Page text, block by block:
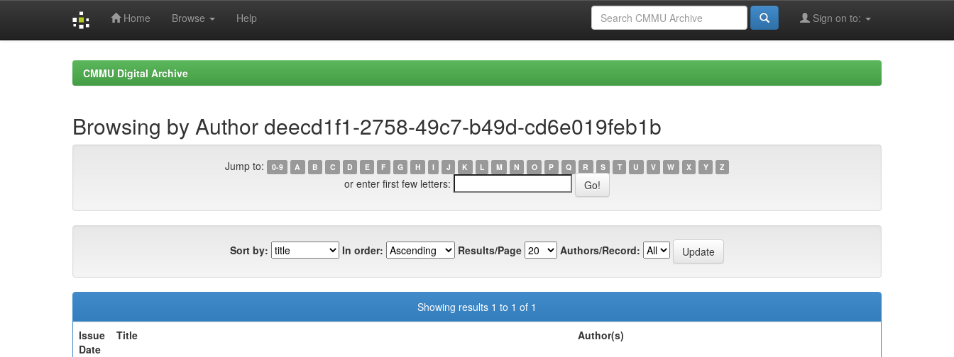
Home Browse Help Sign on to:
CMMU Digital Archive
Browsing by Author deecd1f1-2758-49c7-b49d-cd6e019feb1b
Jump to: 0-9 A B C D E F G H I J K L M N O P Q R S T U V W X Y Z
or enter first few letters:
Sort by: In order: Results/Page Authors/Record:
Showing results 1 to 1 of 1
Issue
Date
Title Author(s)